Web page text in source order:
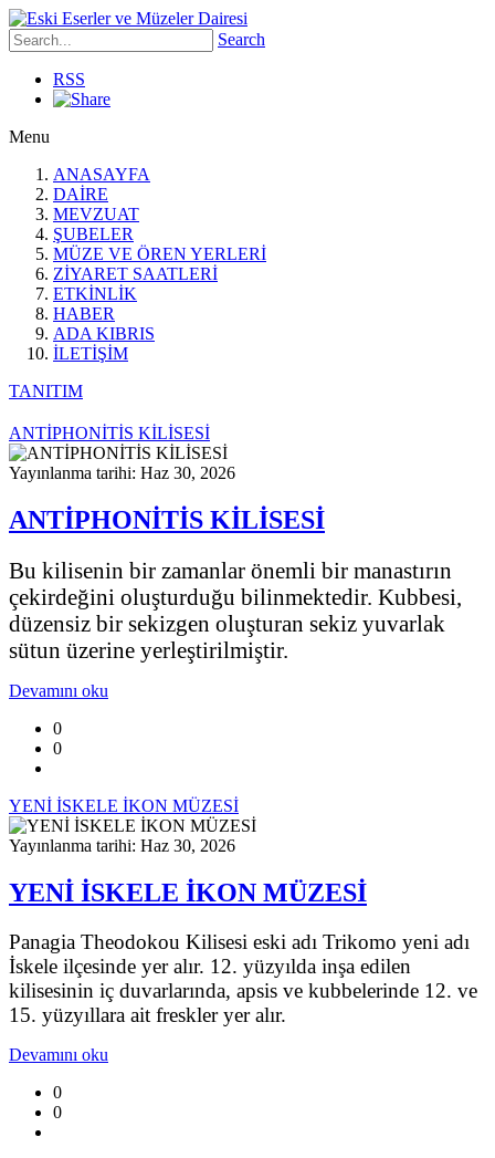
Search
RSS
Menu
ANASAYFA
DAİRE
MEVZUAT
ŞUBELER
MÜZE VE ÖREN YERLERİ
ZİYARET SAATLERİ
ETKİNLİK
HABER
ADA KIBRIS
İLETİŞİM
TANITIM
ANTİPHONİTİS KİLİSESİ
Yayınlanma tarihi: Haz 30, 2026
ANTİPHONİTİS KİLİSESİ
Bu kilisenin bir zamanlar önemli bir manastırın
çekirdeğini oluşturduğu bilinmektedir. Kubbesi,
düzensiz bir sekizgen oluşturan sekiz yuvarlak
sütun üzerine yerleştirilmiştir.
Devamını oku
0
0
YENİ İSKELE İKON MÜZESİ
Yayınlanma tarihi: Haz 30, 2026
YENİ İSKELE İKON MÜZESİ
Panagia Theodokou Kilisesi eski adı Trikomo yeni adı
İskele ilçesinde yer alır. 12. yüzyılda inşa edilen
kilisesinin iç duvarlarında, apsis ve kubbelerinde 12. ve
15. yüzyıllara ait freskler yer alır.
Devamını oku
0
0